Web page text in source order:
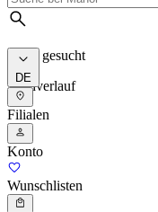
Meist gesucht
Suchverlauf
DE
Filialen
Konto
Wunschlisten